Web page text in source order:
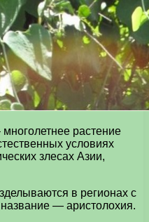
многолетнее растение
условиях
злесах Азии,
в регионах с
— аристолохия.